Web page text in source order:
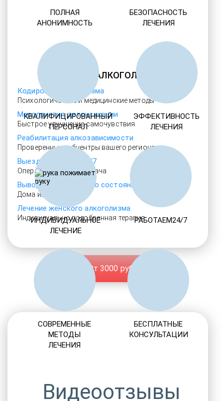
ЛЕЧЕНИЕ АЛКОГОЛИЗМА
Кодировка алкоголизма
Психологические и медицинские методы
Мероприятия детоксикации
Быстрое улучшение самочувствия
Реабилитация алкозависимости
Проверенные ребцентры вашего региона
Выезд нарколога 24/7
Оперативный выезд врача
Выводим из запойного состояния
Дома или в больнице
Лечение женского алкоголизма
Индивидуально подобранная терапия
От 3000 руб.
ПОЛНАЯ
АНОНИМНОСТЬ
БЕЗОПАСНОСТЬ
ЛЕЧЕНИЯ
КВАЛИФИЦИРОВАННЫЙ
ПЕРСОНАЛ
ЭФФЕКТИВНОСТЬ
ЛЕЧЕНИЯ
ИНДИВИДУАЛЬНОЕ
ЛЕЧЕНИЕ
РАБОТАЕМ24/7
СОВРЕМЕННЫЕ
МЕТОДЫ
ЛЕЧЕНИЯ
БЕСПЛАТНЫЕ
КОНСУЛЬТАЦИИ
Видеоотзывы